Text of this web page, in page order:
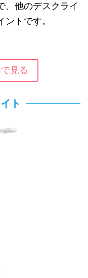
、他のデスクライ
トです。
見る
ト